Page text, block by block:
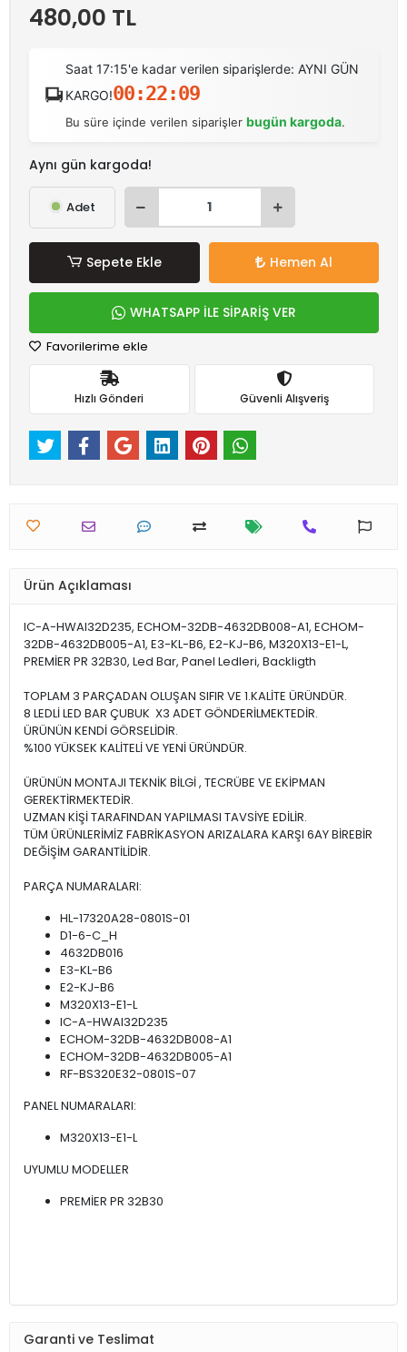
480,00 TL
Saat 17:15'e kadar verilen siparişlerde: AYNI GÜN
KARGO!00:22:09
Bu süre içinde verilen siparişlerbugün kargoda.
Aynı gün kargoda!
Adet
Sepete Ekle Hemen Al
WHATSAPP İLE SİPARİŞ VER
Favorilerime ekle
Hızlı Gönderi Güvenli Alışveriş
Ürün Açıklaması
IC-A-HWAI32D235, ECHOM-32DB-4632DB008-A1, ECHOM-
32DB-4632DB005-A1, E3-KL-B6, E2-KJ-B6, M320X13-E1-L,
PREMİER PR 32B30, Led Bar, Panel Ledleri, Backligth
TOPLAM 3 PARÇADAN OLUŞAN SIFIR VE 1.KALİTE ÜRÜNDÜR.
8 LEDLİ LED BAR ÇUBUK X3 ADET GÖNDERİLMEKTEDİR.
ÜRÜNÜN KENDİ GÖRSELİDİR.
%100 YÜKSEK KALİTELİ VE YENİ ÜRÜNDÜR.
ÜRÜNÜN MONTAJI TEKNİK BİLGİ , TECRÜBE VE EKİPMAN
GEREKTİRMEKTEDİR.
UZMAN KİŞİ TARAFINDAN YAPILMASI TAVSİYE EDİLİR.
TÜM ÜRÜNLERİMİZ FABRİKASYON ARIZALARA KARŞI 6AY BİREBİR
DEĞİŞİM GARANTİLİDİR.
PARÇA NUMARALARI:
HL-17320A28-0801S-01
D1-6-C_H
4632DB016
E3-KL-B6
E2-KJ-B6
M320X13-E1-L
IC-A-HWAI32D235
ECHOM-32DB-4632DB008-A1
ECHOM-32DB-4632DB005-A1
RF-BS320E32-0801S-07
PANEL NUMARALARI:
M320X13-E1-L
UYUMLU MODELLER
PREMİER PR 32B30
Garanti ve Teslimat